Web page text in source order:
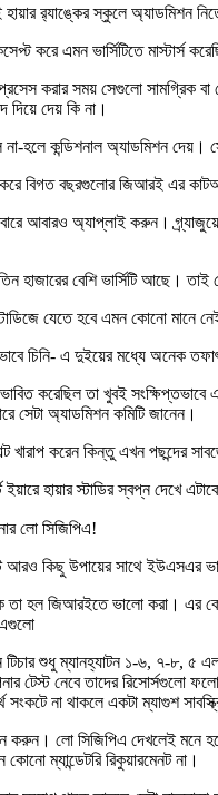
র‍্যাঙ্কের স্কুলে অ্যাডমিশন
করে এমন ভার্সিটিতে
করার সময় সেগুলো সামগ্রিক
দেয় কি না।
হলে কন্ডিশনাল অ্যাডমিশন দেয়।
বিগত বছরগুলোর জিআরই এর
আবারও অ্যাপ্লাই করুন।
হাজারের বেশি ভার্সিটি আছে। তাই
যেতে হবে এমন কোনো মানে
চিনি- এ দুইয়ের মধ্যে অনেক
করেছিল তা খুবই
সেটা অ্যাডমিশন কমিটি জানেন।
খারাপ করেন কিন্তু এখন পছন্দের
ইয়ারে হায়ার স্টাডির স্বপ্ন দেখে
লো সিজিপিএ!
কিছু উপায়ের সাথে ইউএসএর
তা হল জিআরইতে ভালো করা। এর
এগুলো
শুধু ম্যানহ্যাটন ১-৬, ৭-৮, ৫
টেস্ট নেবে তাদের রিসোর্সগুলো
না থাকলে একটা ম্যাগুশ
করুন। লো সিজিপিএ দেখলেই মনে
ম্যান্ডেটরি রিকুয়ারমেনট না।